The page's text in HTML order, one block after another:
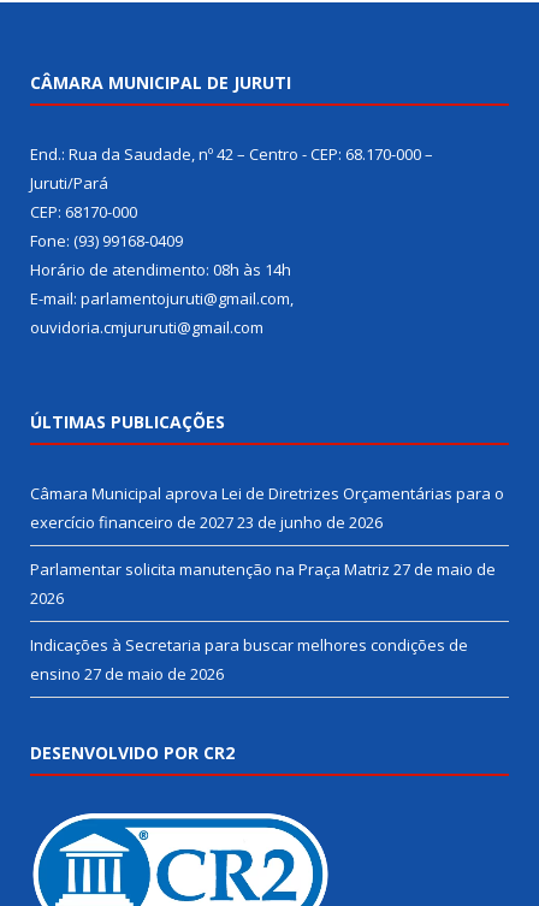
CÂMARA MUNICIPAL DE JURUTI
End.: Rua da Saudade, nº 42 – Centro - CEP: 68.170-000 –
Juruti/Pará
CEP: 68170-000
Fone: (93) 99168-0409
Horário de atendimento: 08h às 14h
E-mail: parlamentojuruti@gmail.com,
ouvidoria.cmjururuti@gmail.com
ÚLTIMAS PUBLICAÇÕES
Câmara Municipal aprova Lei de Diretrizes Orçamentárias para o
exercício financeiro de 202723 de junho de 2026
Parlamentar solicita manutenção na Praça Matriz 27 de maio de
2026
Indicações à Secretaria para buscar melhores condições de
ensino 27 de maio de 2026
DESENVOLVIDO POR CR2